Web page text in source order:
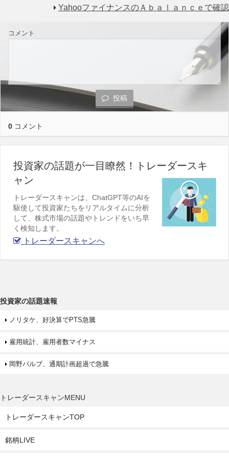
YahooファイナンスのＡｂａｌａｎｃｅで確認
コメント
投稿
0 コメント
投資家の話題が一目瞭然！トレーダースキ
ャン
トレーダースキャンは、ChatGPT等のAIを
駆使して投資家たちをリアルタイムに分析
して、株式市場の話題やトレンドをいち早
く検知します。
トレーダースキャンへ
投資家の話題速報
ノリタケ、好決算でPTS急騰
雇用統計、雇用者数マイナス
岡野バルブ、通期計画超過で急騰
トレーダースキャンMENU
トレーダースキャンTOP
銘柄LIVE